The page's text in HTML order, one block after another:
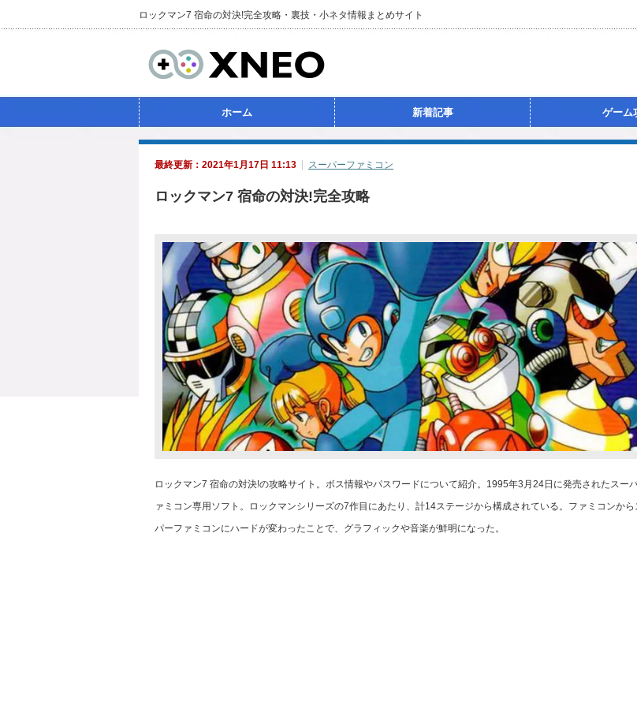
ロックマン7 宿命の対決!完全攻略・裏技・小ネタ情報まとめサイト
ホーム 新着記事 ゲーム
最終更新：2021年1月17日 11:13 スーパーファミコン
ロックマン7 宿命の対決!完全攻略
ロックマン7 宿命の対決!の攻略サイト。ボス情報やパスワードについて紹介。1995年3月24日に発売されたスー
ァミコン専用ソフト。ロックマンシリーズの7作目にあたり、計14ステージから構成されている。ファミコンから
パーファミコンにハードが変わったことで、グラフィックや音楽が鮮明になった。